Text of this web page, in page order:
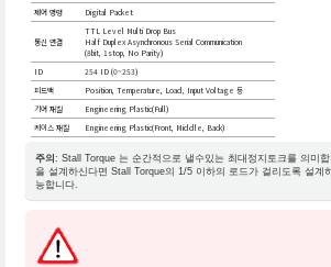
제어 명령
Digital Packet
통신 연결
TTL Level Multi Drop Bus
Half Duplex Asynchronous Serial Communication
(8bit, 1stop, No Parity)
ID
254 ID (0~253)
피드백
Position, Temperature, Load, Input Voltage 등
기어 재질
Engineering Plastic(Full)
케이스 재질
Engineering Plastic(Front, Middle, Back)
주의 : Stall Torque 는 순간적으로 낼수있는 최대정지토크를 의미
을 설계하신다면 Stall Torque의 1/5 이하의 로드가 걸리도록 설계
능합니다.